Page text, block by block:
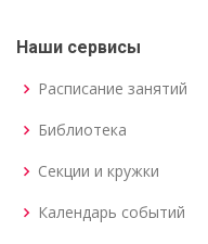
Наши сервисы
Расписание занятий
Библиотека
Секции и кружки
Календарь событий